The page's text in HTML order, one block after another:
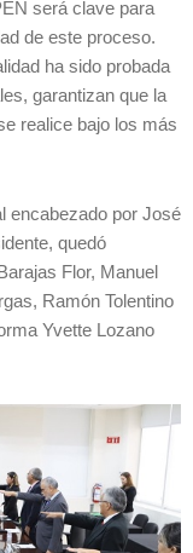
será clave para
de este proceso.
ha sido probada
garantizan que la
realice bajo los más
encabezado por José
quedó
Flor, Manuel
Ramón Tolentino
Yvette Lozano